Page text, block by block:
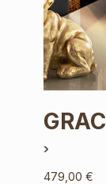
479,00€